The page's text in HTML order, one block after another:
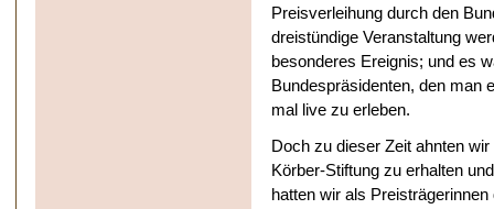
Preisverleihung durch den
dreistündige Veranstaltung
besonderes Ereignis; und es
Bundespräsidenten, den man
mal live zu erleben.
Doch zu dieser Zeit ahnten
Körber-Stiftung zu erhalten
hatten wir als